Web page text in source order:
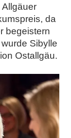
da
begeistern
Sibylle
Ostallgäu.